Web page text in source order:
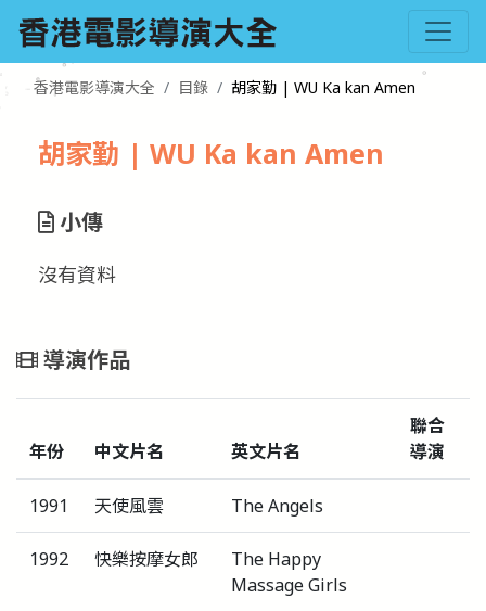
香港電影導演大全 目錄 胡家勤 | WU Ka kan Amen
胡家勤 | WU Ka kan Amen
小傳
沒有資料
導演作品
年份 中文片名 英文片名
聯合
導演
1991 天使風雲 The Angels
1992 快樂按摩女郎
The Happy
Massage Girls